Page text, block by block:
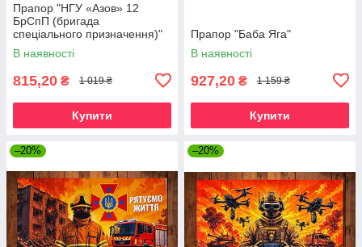
Прапор "НГУ «Азов» 12
БрСпП (бригада
спеціального призначення)"
В наявності
815,20 ₴ 1 019 ₴
Купити
Прапор "Баба Яга"
В наявності
927,20 ₴ 1 159 ₴
Купити
–20% –20%